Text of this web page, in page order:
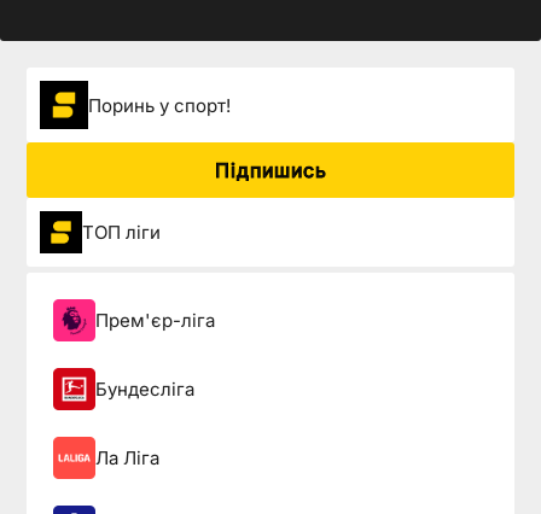
Поринь у спорт!
Підпишись
ТОП ліги
Прем'єр-ліга
Бундесліга
Ла Ліга